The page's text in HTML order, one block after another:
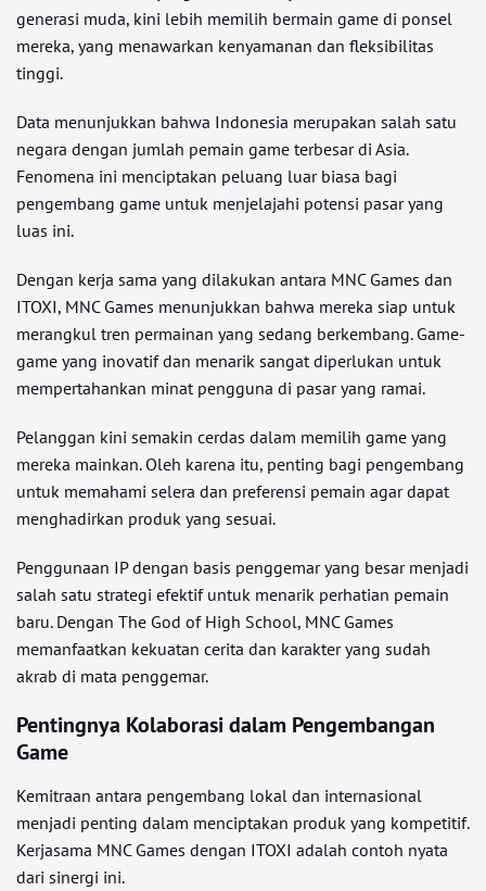
generasi muda, kini lebih memilih bermain game di ponsel
mereka, yang menawarkan kenyamanan dan fleksibilitas
tinggi.
Data menunjukkan bahwa Indonesia merupakan salah satu
negara dengan jumlah pemain game terbesar di Asia.
Fenomena ini menciptakan peluang luar biasa bagi
pengembang game untuk menjelajahi potensi pasar yang
luas ini.
Dengan kerja sama yang dilakukan antara MNC Games dan
ITOXI, MNC Games menunjukkan bahwa mereka siap untuk
merangkul tren permainan yang sedang berkembang. Game-
game yang inovatif dan menarik sangat diperlukan untuk
mempertahankan minat pengguna di pasar yang ramai.
Pelanggan kini semakin cerdas dalam memilih game yang
mereka mainkan. Oleh karena itu, penting bagi pengembang
untuk memahami selera dan preferensi pemain agar dapat
menghadirkan produk yang sesuai.
Penggunaan IP dengan basis penggemar yang besar menjadi
salah satu strategi efektif untuk menarik perhatian pemain
baru. Dengan The God of High School, MNC Games
memanfaatkan kekuatan cerita dan karakter yang sudah
akrab di mata penggemar.
Pentingnya Kolaborasi dalam Pengembangan
Game
Kemitraan antara pengembang lokal dan internasional
menjadi penting dalam menciptakan produk yang kompetitif.
Kerjasama MNC Games dengan ITOXI adalah contoh nyata
dari sinergi ini.